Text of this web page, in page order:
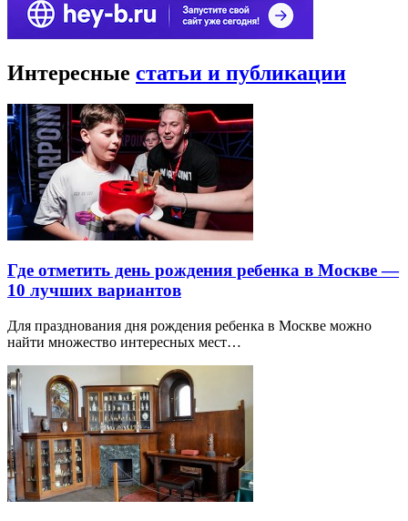
Интересные статьи и публикации
Где отметить день рождения ребенка в Москве —
10 лучших вариантов
Для празднования дня рождения ребенка в Москве можно
найти множество интересных мест…